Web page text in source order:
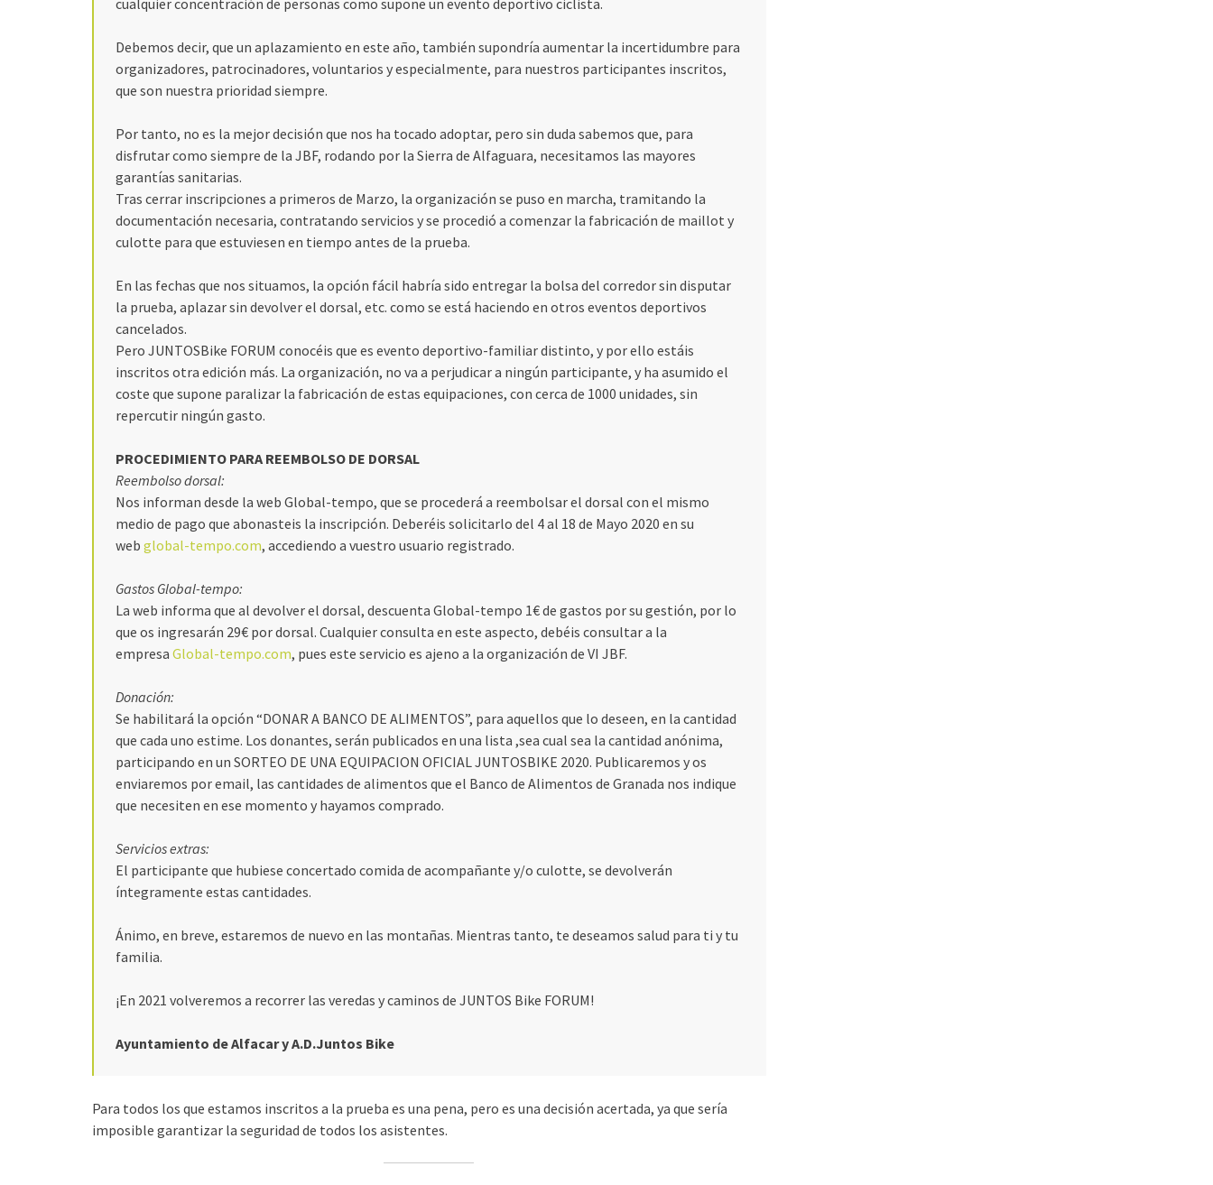
cualquier concentración de personas como supone un evento deportivo ciclista.
Debemos decir, que un aplazamiento en este año, también supondría aumentar la incertidumbre para
organizadores, patrocinadores, voluntarios y especialmente, para nuestros participantes inscritos,
que son nuestra prioridad siempre.
Por tanto, no es la mejor decisión que nos ha tocado adoptar, pero sin duda sabemos que, para
disfrutar como siempre de la JBF, rodando por la Sierra de Alfaguara, necesitamos las mayores
garantías sanitarias.
Tras cerrar inscripciones a primeros de Marzo, la organización se puso en marcha, tramitando la
documentación necesaria, contratando servicios y se procedió a comenzar la fabricación de maillot y
culotte para que estuviesen en tiempo antes de la prueba.
En las fechas que nos situamos, la opción fácil habría sido entregar la bolsa del corredor sin disputar
la prueba, aplazar sin devolver el dorsal, etc. como se está haciendo en otros eventos deportivos
cancelados.
Pero JUNTOSBike FORUM conocéis que es evento deportivo-familiar distinto, y por ello estáis
inscritos otra edición más. La organización, no va a perjudicar a ningún participante, y ha asumido el
coste que supone paralizar la fabricación de estas equipaciones, con cerca de 1000 unidades, sin
repercutir ningún gasto.
PROCEDIMIENTO PARA REEMBOLSO DE DORSAL
Reembolso dorsal:
Nos informan desde la web Global-tempo, que se procederá a reembolsar el dorsal con el mismo
medio de pago que abonasteis la inscripción. Deberéis solicitarlo del 4 al 18 de Mayo 2020 en su
web global-tempo.com, accediendo a vuestro usuario registrado.
Gastos Global-tempo:
La web informa que al devolver el dorsal, descuenta Global-tempo 1€ de gastos por su gestión, por lo
que os ingresarán 29€ por dorsal. Cualquier consulta en este aspecto, debéis consultar a la
empresa Global-tempo.com, pues este servicio es ajeno a la organización de VI JBF.
Donación:
Se habilitará la opción “DONAR A BANCO DE ALIMENTOS”, para aquellos que lo deseen, en la cantidad
que cada uno estime. Los donantes, serán publicados en una lista ,sea cual sea la cantidad anónima,
participando en un SORTEO DE UNA EQUIPACION OFICIAL JUNTOSBIKE 2020. Publicaremos y os
enviaremos por email, las cantidades de alimentos que el Banco de Alimentos de Granada nos indique
que necesiten en ese momento y hayamos comprado.
Servicios extras:
El participante que hubiese concertado comida de acompañante y/o culotte, se devolverán
íntegramente estas cantidades.
Ánimo, en breve, estaremos de nuevo en las montañas. Mientras tanto, te deseamos salud para ti y tu
familia.
¡En 2021 volveremos a recorrer las veredas y caminos de JUNTOS Bike FORUM!
Ayuntamiento de Alfacar y A.D.Juntos Bike
Para todos los que estamos inscritos a la prueba es una pena, pero es una decisión acertada, ya que sería
imposible garantizar la seguridad de todos los asistentes.